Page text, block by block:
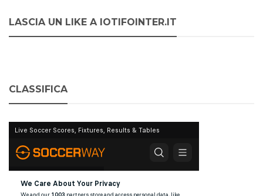
LASCIA UN LIKE A IOTIFOINTER.IT
CLASSIFICA